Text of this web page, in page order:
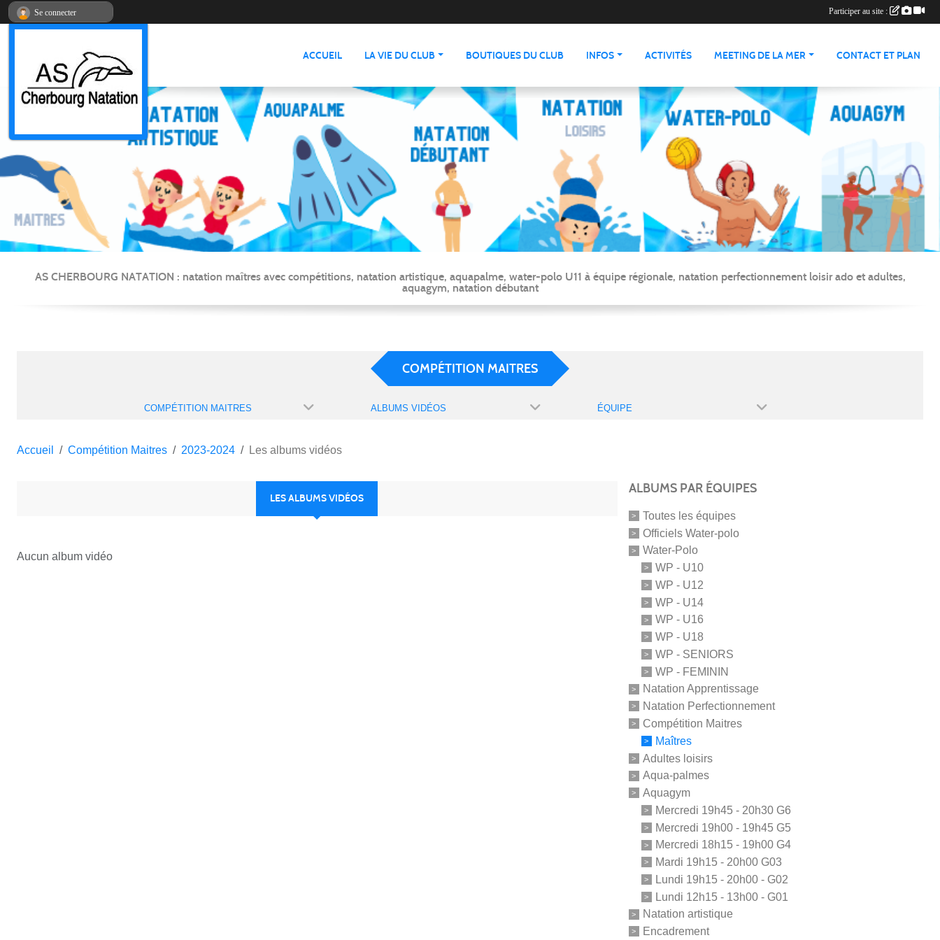
ACCUEIL LA VIE DU CLUB BOUTIQUES DU CLUB INFOS ACTIVITÉS MEETING DE LA MER CONTACT ET PLAN
AS CHERBOURG NATATION : natation maîtres avec compétitions, natation artistique, aquapalme, water-polo U11 à équipe régionale, natation perfectionnement loisir ado et adultes,
aquagym, natation débutant
COMPÉTITION MAITRES
COMPÉTITION MAITRES ALBUMS VIDÉOS ÉQUIPE
Accueil Compétition Maitres 2023-2024 Les albums vidéos
LES ALBUMS VIDÉOS
Aucun album vidéo
ALBUMS PAR ÉQUIPES
Toutes les équipes
Officiels Water-polo
Water-Polo
WP - U10
WP - U12
WP - U14
WP - U16
WP - U18
WP - SENIORS
WP - FEMININ
Natation Apprentissage
Natation Perfectionnement
Compétition Maitres
Maîtres
Adultes loisirs
Aqua-palmes
Aquagym
Mercredi 19h45 - 20h30 G6
Mercredi 19h00 - 19h45 G5
Mercredi 18h15 - 19h00 G4
Mardi 19h15 - 20h00 G03
Lundi 19h15 - 20h00 - G02
Lundi 12h15 - 13h00 - G01
Natation artistique
Encadrement
Se connecter Participer au site :
Panneau de gestion des cookies